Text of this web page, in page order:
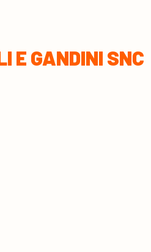
E GANDINI SNC